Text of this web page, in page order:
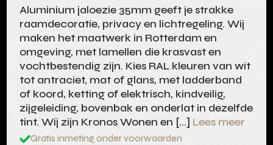
Aluminium jaloezie 35mm geeft je strakke
raamdecoratie, privacy en lichtregeling. Wij
maken het maatwerk in Rotterdam en
omgeving, met lamellen die krasvast en
vochtbestendig zijn. Kies RAL kleuren van wit
tot antraciet, mat of glans, met ladderband
of koord, ketting of elektrisch, kindveilig,
zijgeleiding, bovenbak en onderlat in dezelfde
tint. Wij zijn Kronos Wonen en […] Lees meer
Gratis inmeting onder voorwaarden